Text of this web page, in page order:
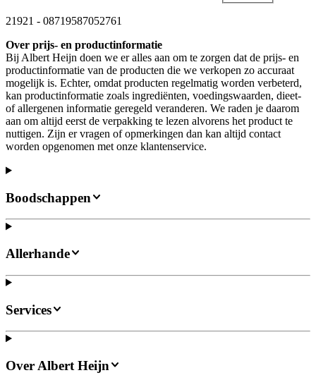
21921 - 08719587052761
Over prijs- en productinformatie
Bij Albert Heijn doen we er alles aan om te zorgen dat de prijs- en
productinformatie van de producten die we verkopen zo accuraat
mogelijk is. Echter, omdat producten regelmatig worden verbeterd,
kan productinformatie zoals ingrediënten, voedingswaarden, dieet-
of allergenen informatie geregeld veranderen. We raden je daarom
aan om altijd eerst de verpakking te lezen alvorens het product te
nuttigen. Zijn er vragen of opmerkingen dan kan altijd contact
worden opgenomen met onze klantenservice.
Boodschappen
Allerhande
Services
Over Albert Heijn